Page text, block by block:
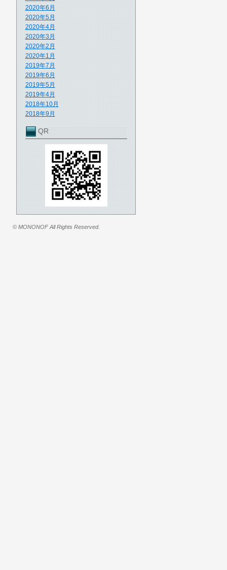
2020年6月
2020年5月
2020年4月
2020年3月
2020年2月
2020年1月
2019年7月
2019年6月
2019年5月
2019年4月
2018年10月
2018年9月
QR
© MONONOF All Rights Reserved.